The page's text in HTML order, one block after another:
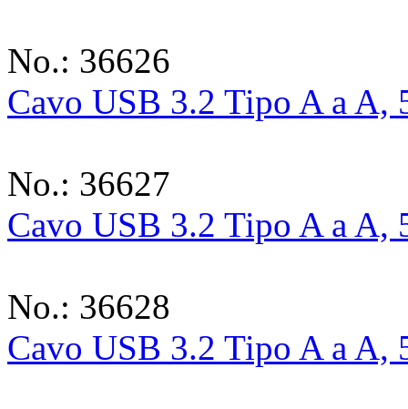
No.: 36626
Cavo USB 3.2 Tipo A a A,
No.: 36627
Cavo USB 3.2 Tipo A a A,
No.: 36628
Cavo USB 3.2 Tipo A a A,